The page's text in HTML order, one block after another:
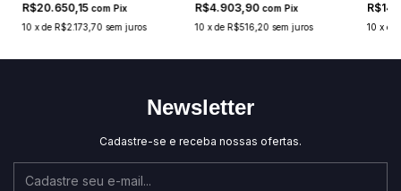
R$20.650,15 com Pix
10 xde R$2.173,70 sem juros
R$4.903,90 com Pix
10 xde R$516,20 sem juros 10 x de
Newsletter
Cadastre-se e receba nossas ofertas.